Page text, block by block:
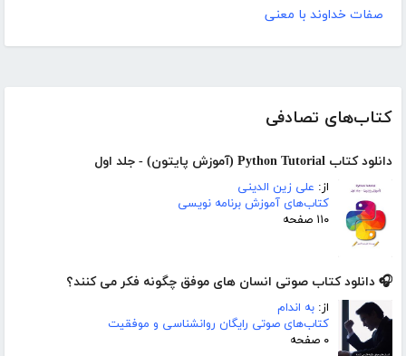
کتاب‌های تصادفی
دانلود کتاب Python Tutorial (آموزش پایتون) - جلد اول
از: علی زین الدینی
کتاب‌های آموزش برنامه نویسی
۱۱۰ صفحه
🎧 دانلود کتاب صوتی انسان های موفق چگونه فکر می کنند؟
از: به اندام
کتاب‌های صوتی رایگان روانشناسی و موفقیت
۰ صفحه
صفات خداوند با معنی